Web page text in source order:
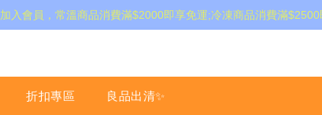
加入會員，常溫商品消費滿$2000即享免運;冷凍商品消費滿$2500
折扣專區 良品出清✨